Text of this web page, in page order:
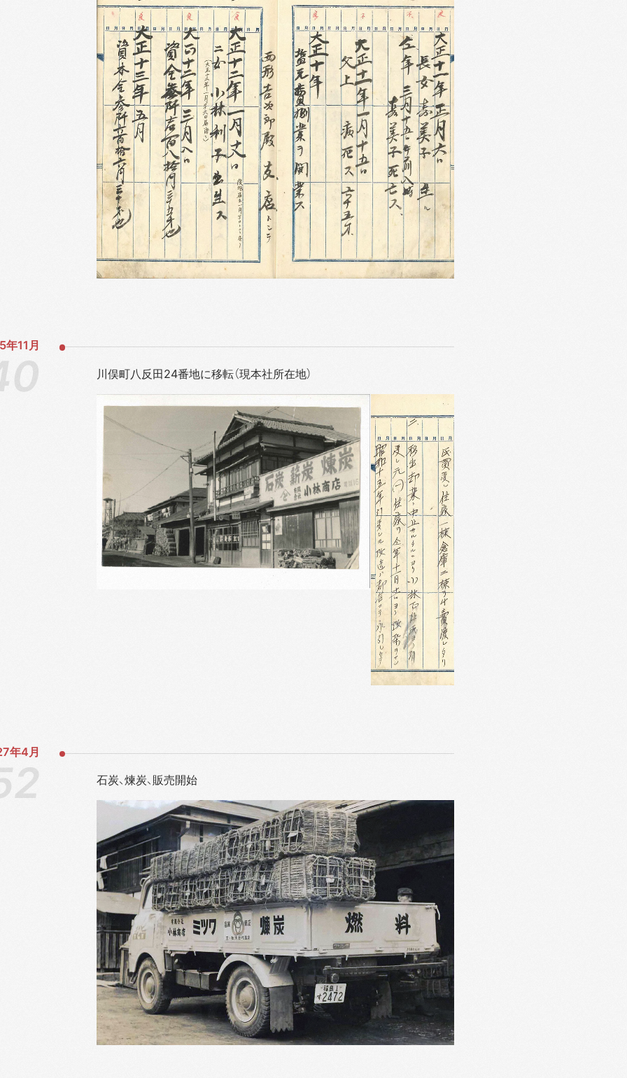
年11月
川俣町八反田24番地に移転（現本社所在地）
年4月
石炭、煉炭、販売開始